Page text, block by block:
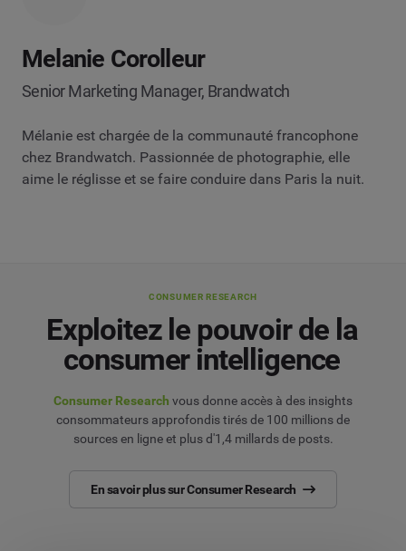
Melanie Corolleur
Senior Marketing Manager, Brandwatch
Mélanie est chargée de la communauté francophone
chez Brandwatch. Passionnée de photographie, elle
aime le réglisse et se faire conduire dans Paris la nuit.
CONSUMER RESEARCH
Exploitez le pouvoir de la
consumer intelligence
Consumer Research vous donne accès à des insights
consommateurs approfondis tirés de 100 millions de
sources en ligne et plus d'1,4 millards de posts.
En savoir plus sur Consumer Research